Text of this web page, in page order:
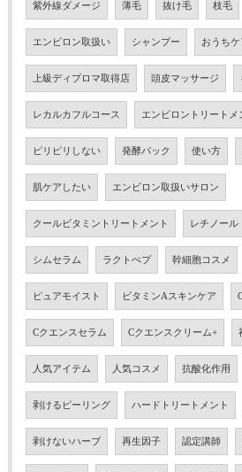
紫外線ダメージ 薄毛 抜け毛 枝毛
エンビロン取扱い シャンプー おうちケ
上級ディプロマ取得店 頭皮マッサージ
レカルカフルコース エンビロントリートメ
ピリピリしない 発酵パック 使い方
肌ケアしたい エンビロン取扱いサロン
クールビタミントリートメント レチノール
シムセラム ラクトぺプ 幹細胞コスメ
ピュアモイスト ビタミンAスキンケア
Cクエンスセラム Cクエンスクリーム+
人気アイテム 人気コスメ 抗酸化作用
剥けるピーリング ハードトリートメント
剥けないハーブ 再生因子 認定講師